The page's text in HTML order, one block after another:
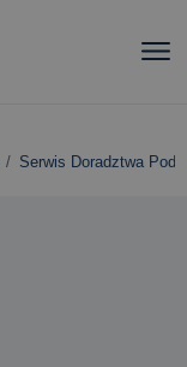
Serwis Doradztwa